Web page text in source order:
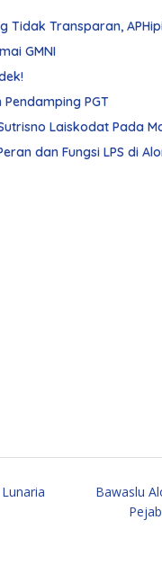
Tidak Transparan,
GMNI
Merasa Ditipu, Nikodemus Mokai Polisikan Pendamping PGT
Camat Lembur Apresiasi
dan Fungsi LPS di
Bawaslu